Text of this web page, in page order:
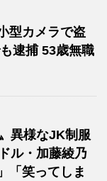
型カメラで盗
逮捕 53歳無職
異様なJK制服
ル・加藤綾乃
「笑ってしま